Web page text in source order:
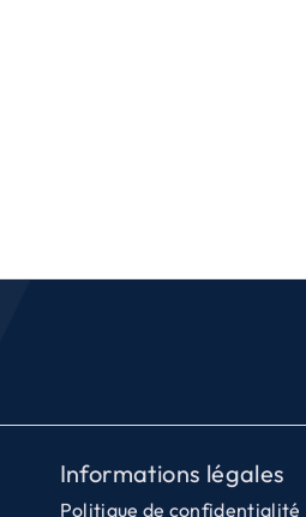
Informations légales
Politique de confidentialité